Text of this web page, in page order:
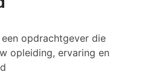
opdrachtgever die
opleiding, ervaring en